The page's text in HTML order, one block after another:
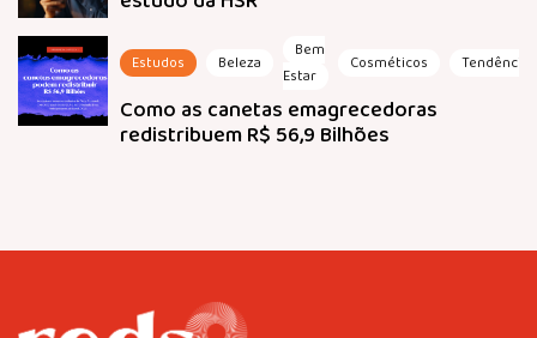
Estudos Beleza
Bem
Estar
Cosméticos Tendências
Como as canetas emagrecedoras
redistribuem R$ 56,9 Bilhões